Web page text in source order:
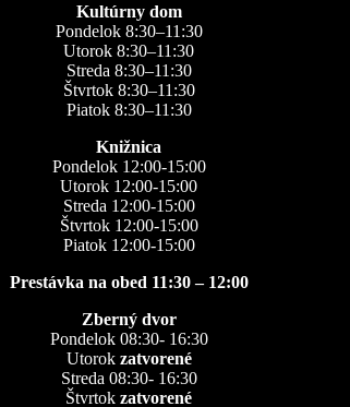
Kultúrny dom
Pondelok 8:30–11:30
Utorok 8:30–11:30
Streda 8:30–11:30
Štvrtok 8:30–11:30
Piatok 8:30–11:30
Knižnica
Pondelok 12:00-15:00
Utorok 12:00-15:00
Streda 12:00-15:00
Štvrtok 12:00-15:00
Piatok 12:00-15:00
Prestávka na obed 11:30 – 12:00
Zberný dvor
Pondelok 08:30- 16:30
Utorok zatvorené
Streda 08:30- 16:30
Štvrtok zatvorené